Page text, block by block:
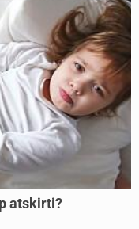
atskirti?